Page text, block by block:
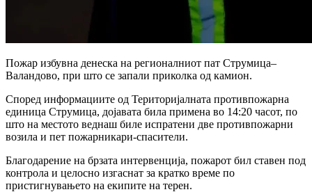
Пожар избувна денеска на регионалниот пат Струмица–
Валандово, при што се запали приколка од камион.
Според информациите од Територијалната противпожарна
единица Струмица, дојавата била примена во 14:20 часот, по
што на местото веднаш биле испратени две противпожарни
возила и пет пожарникари-спасители.
Благодарение на брзата интервенција, пожарот бил ставен под
контрола и целосно изгаснат за кратко време по
пристигнувањето на екипите на терен.